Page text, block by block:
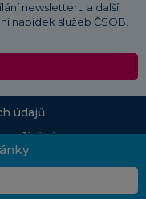
newsletteru a další
nabídek služeb ČSOB.
údajů
banka, a. s., Radlická 333/150,